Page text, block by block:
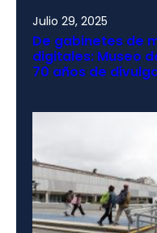
Julio 29, 2025
De gabinetes de
digitales: Museo
70 años de